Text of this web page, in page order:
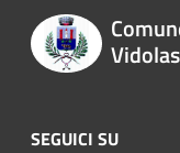
SEGUICI SU